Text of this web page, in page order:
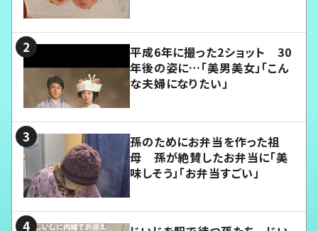
平成6年に撮った2ショット 30
年後の姿に…「美男美女」「こん
な夫婦になりたい」
孫のためにお弁当を作った祖
母 孫が絶賛したお弁当に「美
味しそう」「お弁当すごい」